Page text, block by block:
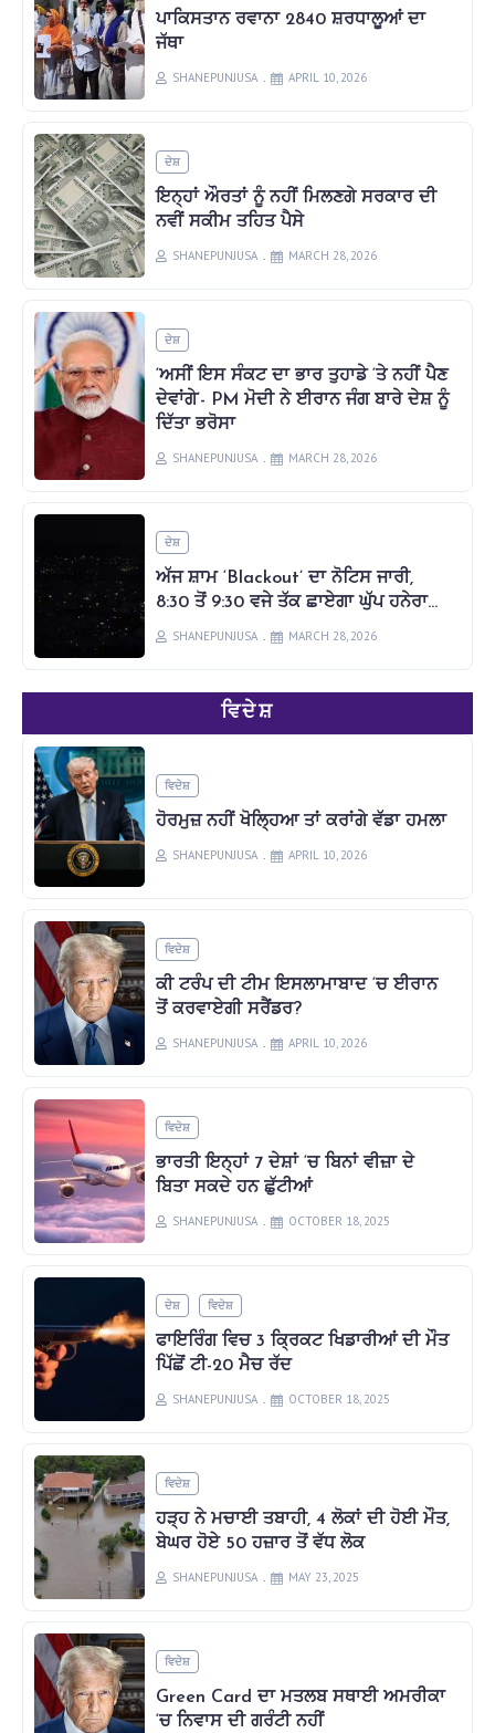
ਪਾਕਿਸਤਾਨ ਰਵਾਨਾ 2840 ਸ਼ਰਧਾਲੂਆਂ ਦਾ
ਜੱਥਾ
SHANEPUNJUSA APRIL 10, 2026
ਦੇਸ਼
ਇਨ੍ਹਾਂ ਔਰਤਾਂ ਨੂੰ ਨਹੀਂ ਮਿਲਣਗੇ ਸਰਕਾਰ ਦੀ
ਨਵੀਂ ਸਕੀਮ ਤਹਿਤ ਪੈਸੇ
SHANEPUNJUSA MARCH 28, 2026
ਦੇਸ਼
‘ਅਸੀਂ ਇਸ ਸੰਕਟ ਦਾ ਭਾਰ ਤੁਹਾਡੇ ‘ਤੇ ਨਹੀਂ ਪੈਣ
ਦੇਵਾਂਗੇ’- PM ਮੋਦੀ ਨੇ ਈਰਾਨ ਜੰਗ ਬਾਰੇ ਦੇਸ਼ ਨੂੰ
ਦਿੱਤਾ ਭਰੋਸਾ
SHANEPUNJUSA MARCH 28, 2026
ਦੇਸ਼
ਅੱਜ ਸ਼ਾਮ ‘Blackout’ ਦਾ ਨੋਟਿਸ ਜਾਰੀ,
8:30 ਤੋਂ 9:30 ਵਜੇ ਤੱਕ ਛਾਏਗਾ ਘੁੱਪ ਹਨੇਰਾ…
SHANEPUNJUSA MARCH 28, 2026
ਵਿਦੇਸ਼
ਵਿਦੇਸ਼
ਹੋਰਮੁਜ਼ ਨਹੀਂ ਖੋਲ੍ਹਿਆ ਤਾਂ ਕਰਾਂਗੇ ਵੱਡਾ ਹਮਲਾ
SHANEPUNJUSA APRIL 10, 2026
ਵਿਦੇਸ਼
ਕੀ ਟਰੰਪ ਦੀ ਟੀਮ ਇਸਲਾਮਾਬਾਦ ‘ਚ ਈਰਾਨ
ਤੋਂ ਕਰਵਾਏਗੀ ਸਰੈਂਡਰ?
SHANEPUNJUSA APRIL 10, 2026
ਵਿਦੇਸ਼
ਭਾਰਤੀ ਇਨ੍ਹਾਂ 7 ਦੇਸ਼ਾਂ ‘ਚ ਬਿਨਾਂ ਵੀਜ਼ਾ ਦੇ
ਬਿਤਾ ਸਕਦੇ ਹਨ ਛੁੱਟੀਆਂ
SHANEPUNJUSA OCTOBER 18, 2025
ਦੇਸ਼ ਵਿਦੇਸ਼
ਫਾਇਰਿੰਗ ਵਿਚ 3 ਕ੍ਰਿਕਟ ਖਿਡਾਰੀਆਂ ਦੀ ਮੌਤ
ਪਿੱਛੋਂ ਟੀ-20 ਮੈਚ ਰੱਦ
SHANEPUNJUSA OCTOBER 18, 2025
ਵਿਦੇਸ਼
ਹੜ੍ਹ ਨੇ ਮਚਾਈ ਤਬਾਹੀ, 4 ਲੋਕਾਂ ਦੀ ਹੋਈ ਮੌਤ,
ਬੇਘਰ ਹੋਏ 50 ਹਜ਼ਾਰ ਤੋਂ ਵੱਧ ਲੋਕ
SHANEPUNJUSA MAY 23, 2025
ਵਿਦੇਸ਼
Green Card ਦਾ ਮਤਲਬ ਸਥਾਈ ਅਮਰੀਕਾ
‘ਚ ਨਿਵਾਸ ਦੀ ਗਰੰਟੀ ਨਹੀਂ